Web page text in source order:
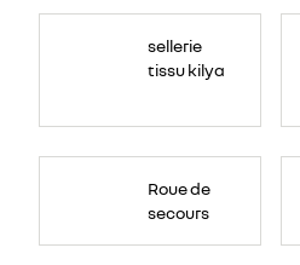
sellerie
tissu kilya
Roue de
secours